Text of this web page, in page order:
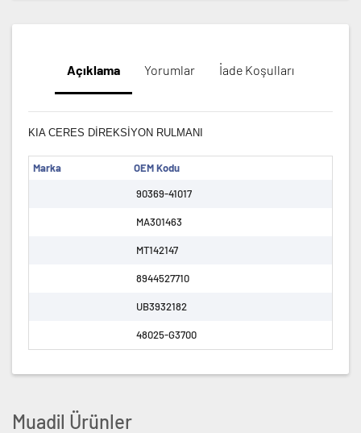
Açıklama Yorumlar İade Koşulları
KIA CERES DİREKSİYON RULMANI
Marka
OEM Kodu
90369-41017
MA301463
MT142147
8944527710
UB3932182
48025-G3700
Muadil Ürünler